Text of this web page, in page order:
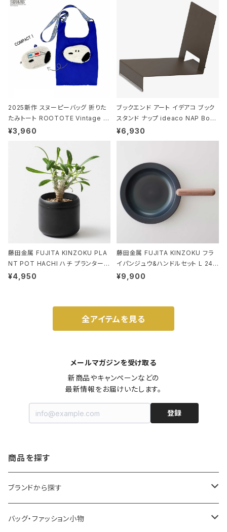
2025新作 スヌーピーバッグ 折りた
たみトート ROOTOTE Vintage P
EANUTS ROO-shopper mid 84
ド.ピーナッツ-0P 3Dグラス
¥3,960
ブックエンド アート イデアコ ブック
スタンド ナップ ideaco NAP Book
stand ブラウン
¥6,930
藤田金属 FUJITA KINZOKU PLA
NT POT HACHI ハチ プランターポ
ット 3号 ブラック
¥4,950
藤田金属 FUJITA KINZOKU フラ
イパンジュウ&ハンドルセット L 24c
m ガス火・IH対応 鉄フライパン ウォ
¥9,900
全アイテムを見る
メールマガジンを受け取る
新商品やキャンペーンなどの
最新情報をお届けいたします。
登録
商品を探す
ブランドから探す
LOQI
バッグ・ファッション小物